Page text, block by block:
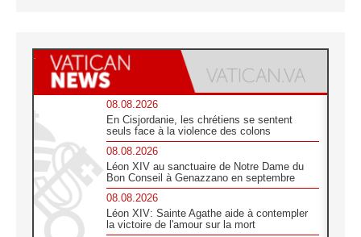
08.08.2026
En Cisjordanie, les chrétiens se sentent
seuls face à la violence des colons
08.08.2026
Léon XIV au sanctuaire de Notre Dame du
Bon Conseil à Genazzano en septembre
08.08.2026
Léon XIV: Sainte Agathe aide à contempler
la victoire de l'amour sur la mort